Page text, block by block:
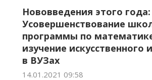
Нововведения этого года:
Усовершенствование
программы по
изучение искусственного
в ВУЗах
14.01.2021 09:58